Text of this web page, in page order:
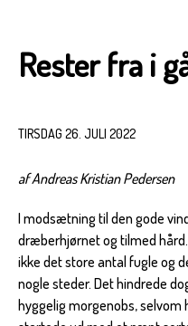
Rester fra i
TIRSDAG 26. JULI 2022
af Andreas Kristian Pedersen
I modsætning til den gode
dræberhjørnet og tilmed
ikke det store antal fugle og
nogle steder. Det hindrede
hyggelig morgenobs, selvom